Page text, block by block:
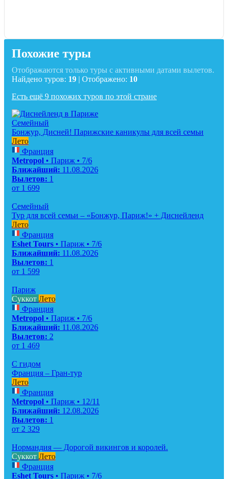
Похожие туры
Отображаются только туры с активными датами вылетов.
Найдено туров: 19 | Отображено: 10
Есть ещё 9 похожих туров по этой стране
Семейный
Бонжур, Дисней! Парижские каникулы для всей семьи
Лето
Франция
Metropol • Париж • 7/6
Ближайший: 11.08.2026
Вылетов: 1
от 1 699
Семейный
Тур для всей семьи – «Бонжур, Париж!» + Диснейленд
Лето
Франция
Eshet Tours • Париж • 7/6
Ближайший: 11.08.2026
Вылетов: 1
от 1 599
Париж
Суккот Лето
Франция
Metropol • Париж • 7/6
Ближайший: 11.08.2026
Вылетов: 2
от 1 469
С гидом
Франция – Гран-тур
Лето
Франция
Metropol • Париж • 12/11
Ближайший: 12.08.2026
Вылетов: 1
от 2 329
Нормандия — Дорогой викингов и королей.
Суккот Лето
Франция
Eshet Tours • Париж • 7/6